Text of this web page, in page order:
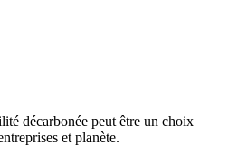
décarbonée peut être un choix
et planète.